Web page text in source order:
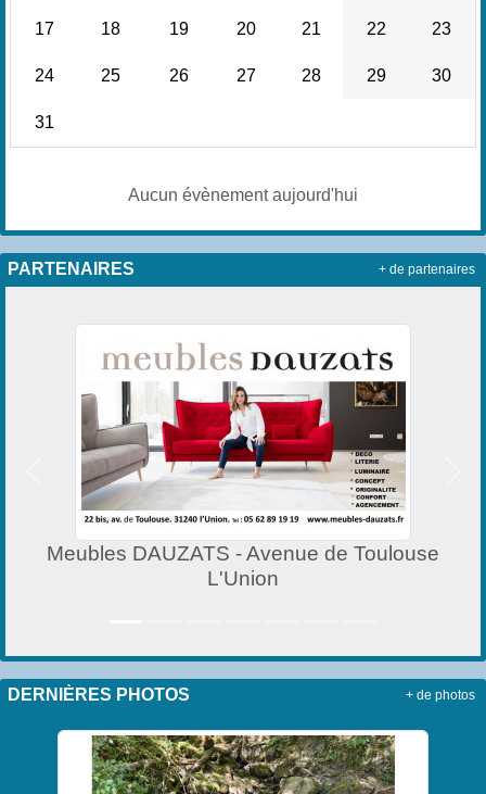
17 18 19 20 21 22 23
24 25 26 27 28 29 30
31
Aucun évènement aujourd'hui
PARTENAIRES
Meubles DAUZATS - Avenue de Toulouse
L'Union
Précedent
+ de partenaires
DERNIÈRES PHOTOS + de photos